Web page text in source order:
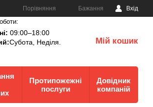
Порівняння Бажання Вхід
09:00–18:00
Субота, Неділя. Мій кошик
Протипожежні
послуги
Довідник
компаній